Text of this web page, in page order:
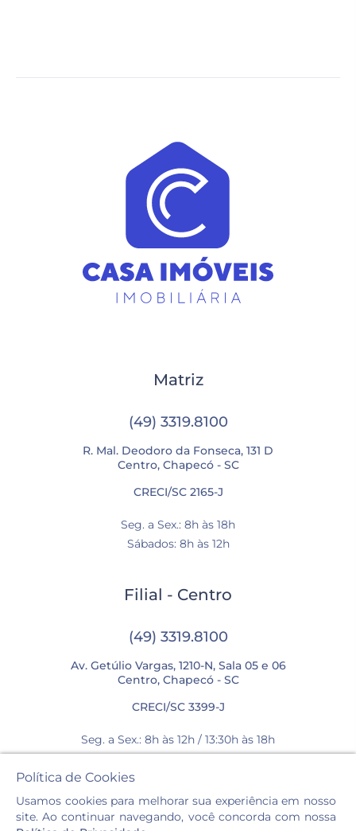
Matriz
(49) 3319.8100
R. Mal. Deodoro da Fonseca, 131 D
Centro, Chapecó - SC
CRECI/SC 2165-J
Seg. a Sex.: 8h às 18h
Sábados: 8h às 12h
Filial - Centro
(49) 3319.8100
Av. Getúlio Vargas, 1210-N, Sala 05 e 06
Centro, Chapecó - SC
CRECI/SC 3399-J
Seg. a Sex.: 8h às 12h / 13:30h às 18h
Sábados: 8h às 12h
Política de Cookies
Usamos cookies para melhorar sua experiência em nosso
site. Ao continuar navegando, você concorda com nossa